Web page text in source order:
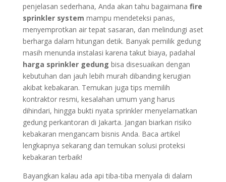
penjelasan sederhana, Anda akan tahu bagaimana fire
sprinkler system mampu mendeteksi panas,
menyemprotkan air tepat sasaran, dan melindungi aset
berharga dalam hitungan detik. Banyak pemilik gedung
masih menunda instalasi karena takut biaya, padahal
harga sprinkler gedung bisa disesuaikan dengan
kebutuhan dan jauh lebih murah dibanding kerugian
akibat kebakaran. Temukan juga tips memilih
kontraktor resmi, kesalahan umum yang harus
dihindari, hingga bukti nyata sprinkler menyelamatkan
gedung perkantoran di Jakarta. Jangan biarkan risiko
kebakaran mengancam bisnis Anda. Baca artikel
lengkapnya sekarang dan temukan solusi proteksi
kebakaran terbaik!
Bayangkan kalau ada api tiba-tiba menyala di dalam